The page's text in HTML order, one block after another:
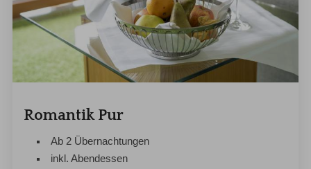
Romantik Pur
Ab 2 Übernachtungen
inkl. Abendessen